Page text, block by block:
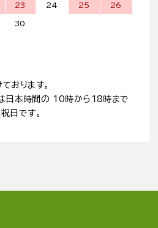
23 24 25 26
30
おります。
日本時間の 10時から18時まで
日です。